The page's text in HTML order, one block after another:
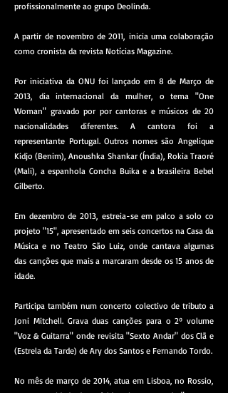
profissionalmente ao grupo Deolinda.
A partir de novembro de 2011, inicia uma colaboração
como cronista da revista Notícias Magazine.
Por iniciativa da ONU foi lançado em 8 de Março de
2013, dia internacional da mulher, o tema "One
Woman" gravado por por cantoras e músicos de 20
nacionalidades diferentes. A cantora foi a
representante Portugal. Outros nomes são Angelique
Kidjo (Benim), Anoushka Shankar (Índia), Rokia Traoré
(Mali), a espanhola Concha Buika e a brasileira Bebel
Gilberto.
Em dezembro de 2013, estreia-se em palco a solo co
projeto "15", apresentado em seis concertos na Casa da
Música e no Teatro São Luiz, onde cantava algumas
das canções que mais a marcaram desde os 15 anos de
idade.
Participa também num concerto colectivo de tributo a
Joni Mitchell. Grava duas canções para o 2º volume
"Voz & Guitarra" onde revisita "Sexto Andar" dos Clã e
(Estrela da Tarde) de Ary dos Santos e Fernando Tordo.
No mês de março de 2014, atua em Lisboa, no Rossio,